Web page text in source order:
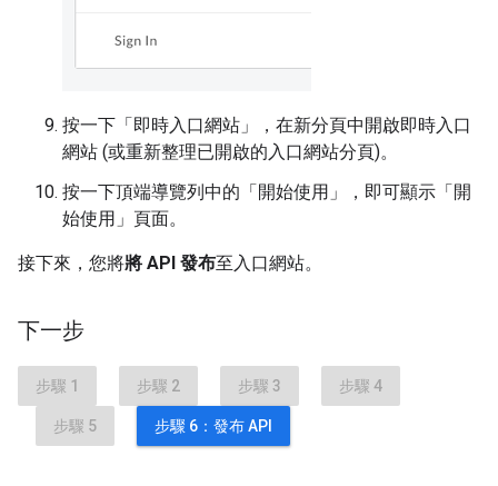
按一下「即時入口網站」
，在新分頁中開啟即時入口
網站 (或重新整理已開啟的入口網站分頁)。
按一下頂端導覽列中的「開始使用」
，即可顯示「開
始使用」頁面。
接下來，您將將 API 發布至入口網站。
下一步
步驟 1 步驟 2 步驟 3 步驟 4
步驟 5 步驟 6：發布 API